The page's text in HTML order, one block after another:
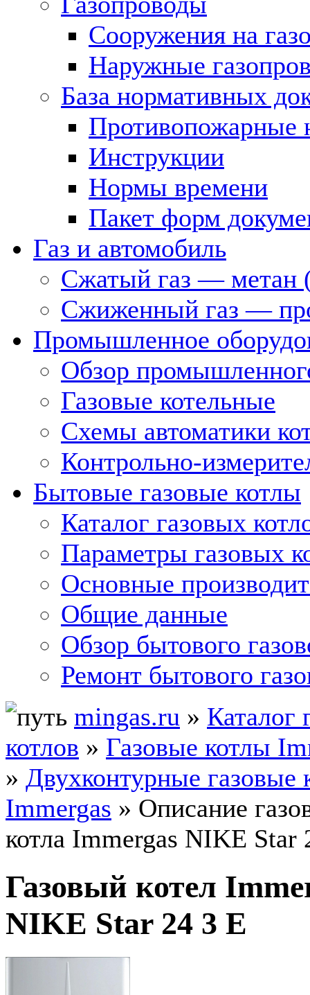
Сооружения на
Наружные
База нормативных
Противопожарные
Инструкции
Нормы времени
Пакет форм
Газ и автомобиль
Сжатый газ — метан
Сжиженный газ —
Промышленное
Обзор
Газовые котельные
Схемы автоматики
Контрольно-
Бытовые газовые котлы
Каталог газовых
Параметры газовых
Основные
Общие данные
Обзор бытового
Ремонт бытового
mingas.ru » Каталог
котлов » Газовые котлы
» Двухконтурные газовые
Immergas » Описание
котла Immergas NIKE Star
Газовый котел
NIKE Star 24 3 E